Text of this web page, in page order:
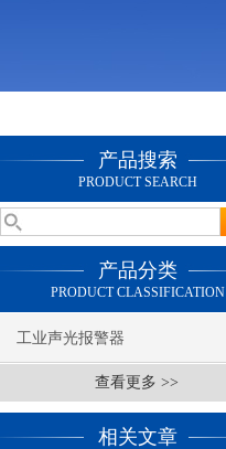
产品搜索
PRODUCT SEARCH
产品分类
PRODUCT CLASSIFICATION
工业声光报警器
查看更多 >>
相关文章